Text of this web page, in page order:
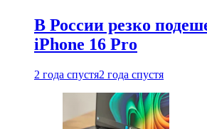
В России резко
iPhone 16 Pro
2 года спустя2 года спустя